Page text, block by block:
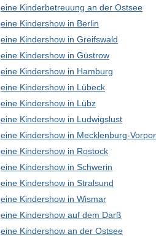
eine Kinderbetreuung an der Ostsee
eine Kindershow in Berlin
eine Kindershow in Greifswald
eine Kindershow in Güstrow
eine Kindershow in Hamburg
eine Kindershow in Lübeck
eine Kindershow in Lübz
eine Kindershow in Ludwigslust
eine Kindershow in Mecklenburg-
eine Kindershow in Rostock
eine Kindershow in Schwerin
eine Kindershow in Stralsund
eine Kindershow in Wismar
eine Kindershow auf dem Darß
eine Kindershow an der Ostsee